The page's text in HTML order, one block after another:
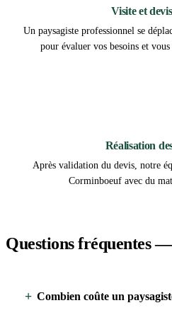
Visite et
Un paysagiste professionnel se
pour évaluer vos besoins et
Réalisation
Après validation du devis, notre
Corminboeuf avec du
Questions fréquentes
Combien coûte un